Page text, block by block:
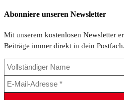
Abonniere unseren Newsletter
Mit unserem kostenlosen Newsletter
Beiträge immer direkt in dein Postfach.